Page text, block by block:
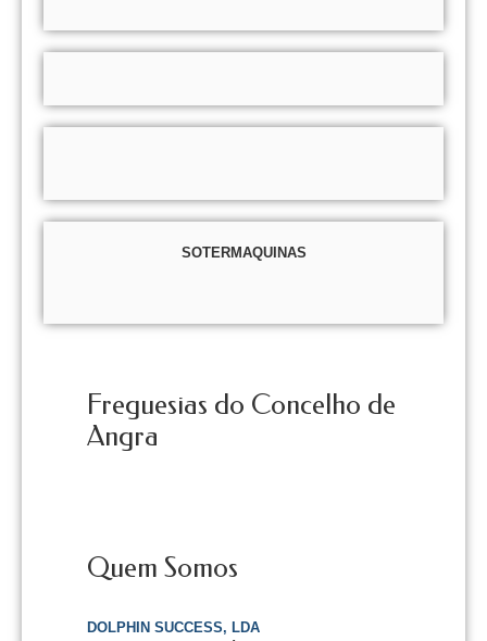
SOTERMAQUINAS
Freguesias do Concelho de
Angra
Quem Somos
DOLPHIN SUCCESS, LDA